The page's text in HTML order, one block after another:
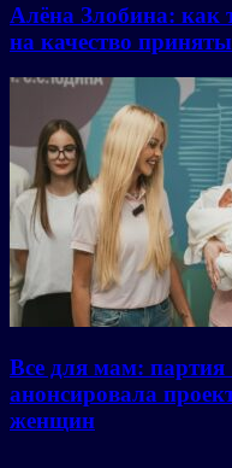
Алёна Злобина: как
на качество
Все для мам:
анонсировала
женщин